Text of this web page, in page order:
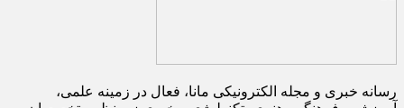
رسانه خبری و مجله الکترونیکی مانا، فعال در زمینه علمی،